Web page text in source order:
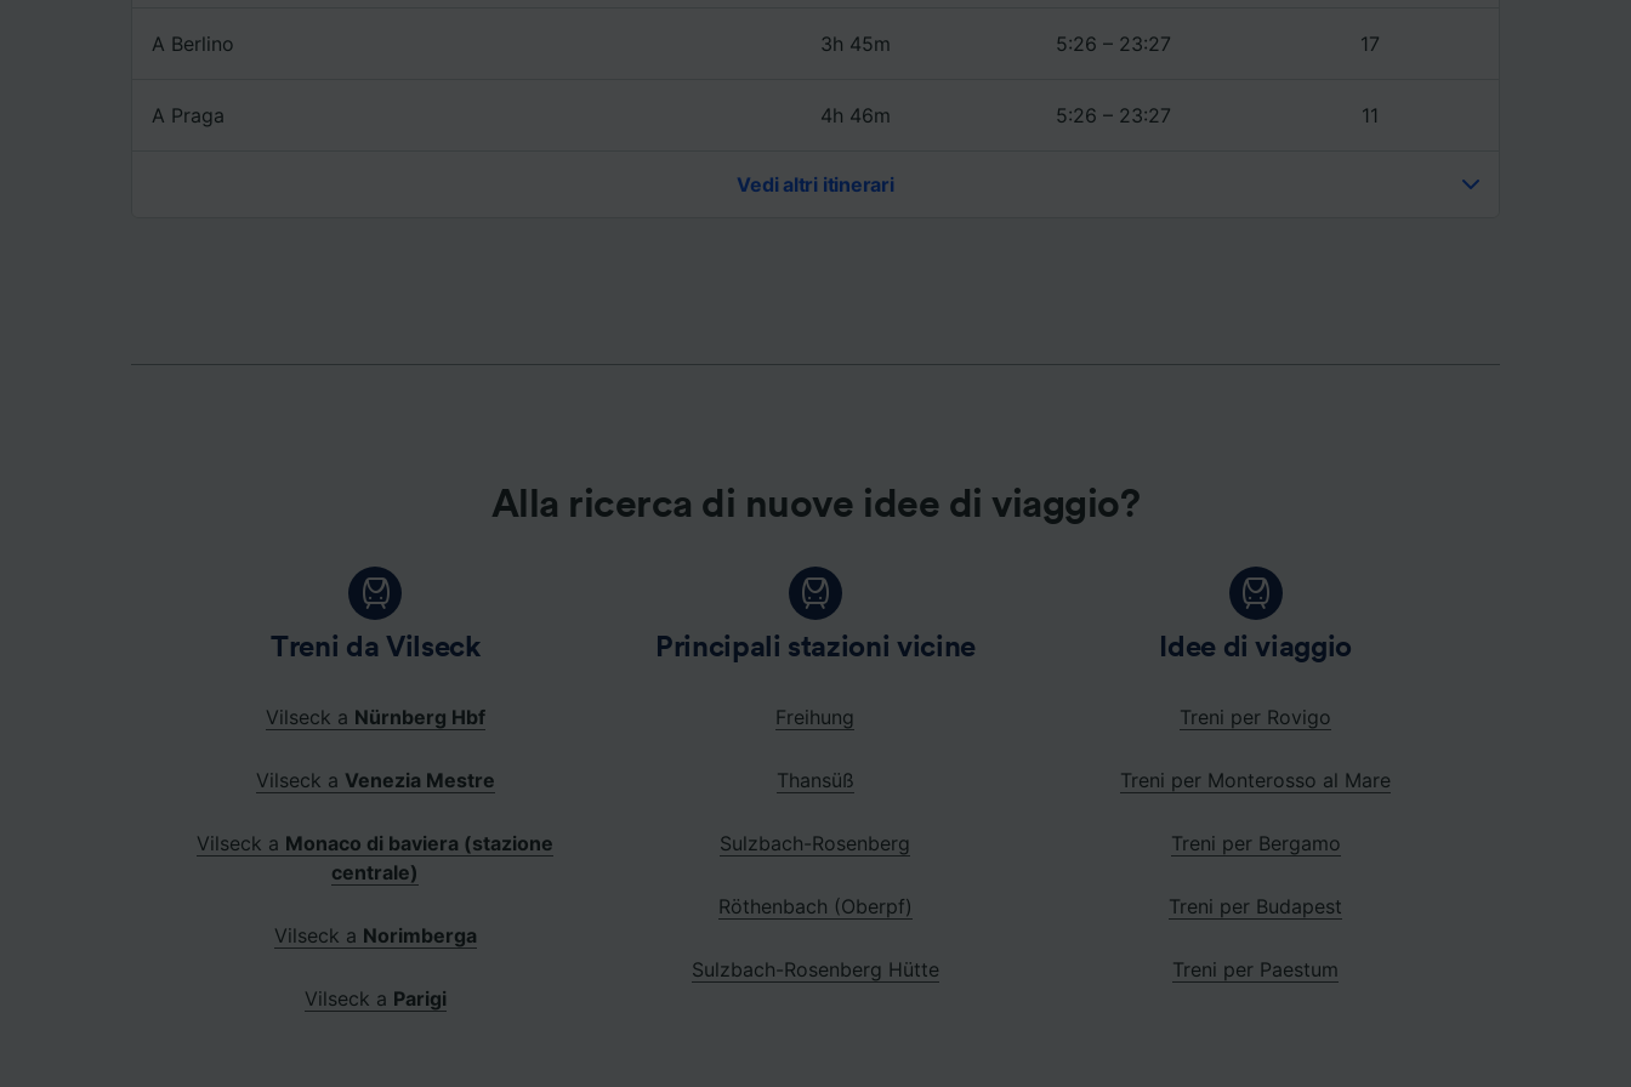
A Berlino 3h 45m 5:26 – 23:27 17
A Praga 4h 46m 5:26 – 23:27 11
Vedi altri itinerari
Alla ricerca di nuove idee di viaggio?
Treni da Vilseck
Vilseck a Nürnberg Hbf
Vilseck a Venezia Mestre
Vilseck a Monaco di baviera (stazione
centrale)
Vilseck a Norimberga
Vilseck a Parigi
Principali stazioni vicine
Freihung
Thansüß
Sulzbach-Rosenberg
Röthenbach (Oberpf)
Sulzbach-Rosenberg Hütte
Idee di viaggio
Treni per Rovigo
Treni per Monterosso al Mare
Treni per Bergamo
Treni per Budapest
Treni per Paestum